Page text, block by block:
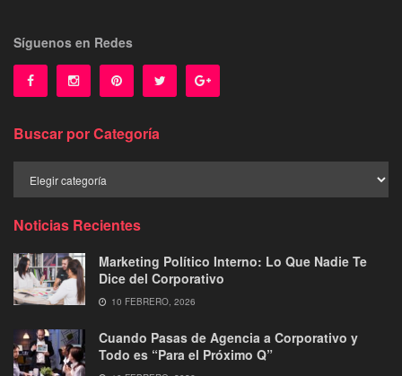
Síguenos en Redes
Buscar por Categoría
por
Noticias Recientes
Marketing Político Interno: Lo Que Nadie Te
Dice del Corporativo
10 FEBRERO, 2026
Cuando Pasas de Agencia a Corporativo y
Todo es “Para el Próximo Q”